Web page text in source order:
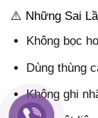
⚠️ Những Sai
Không bọc
Dùng thùng
Không ghi